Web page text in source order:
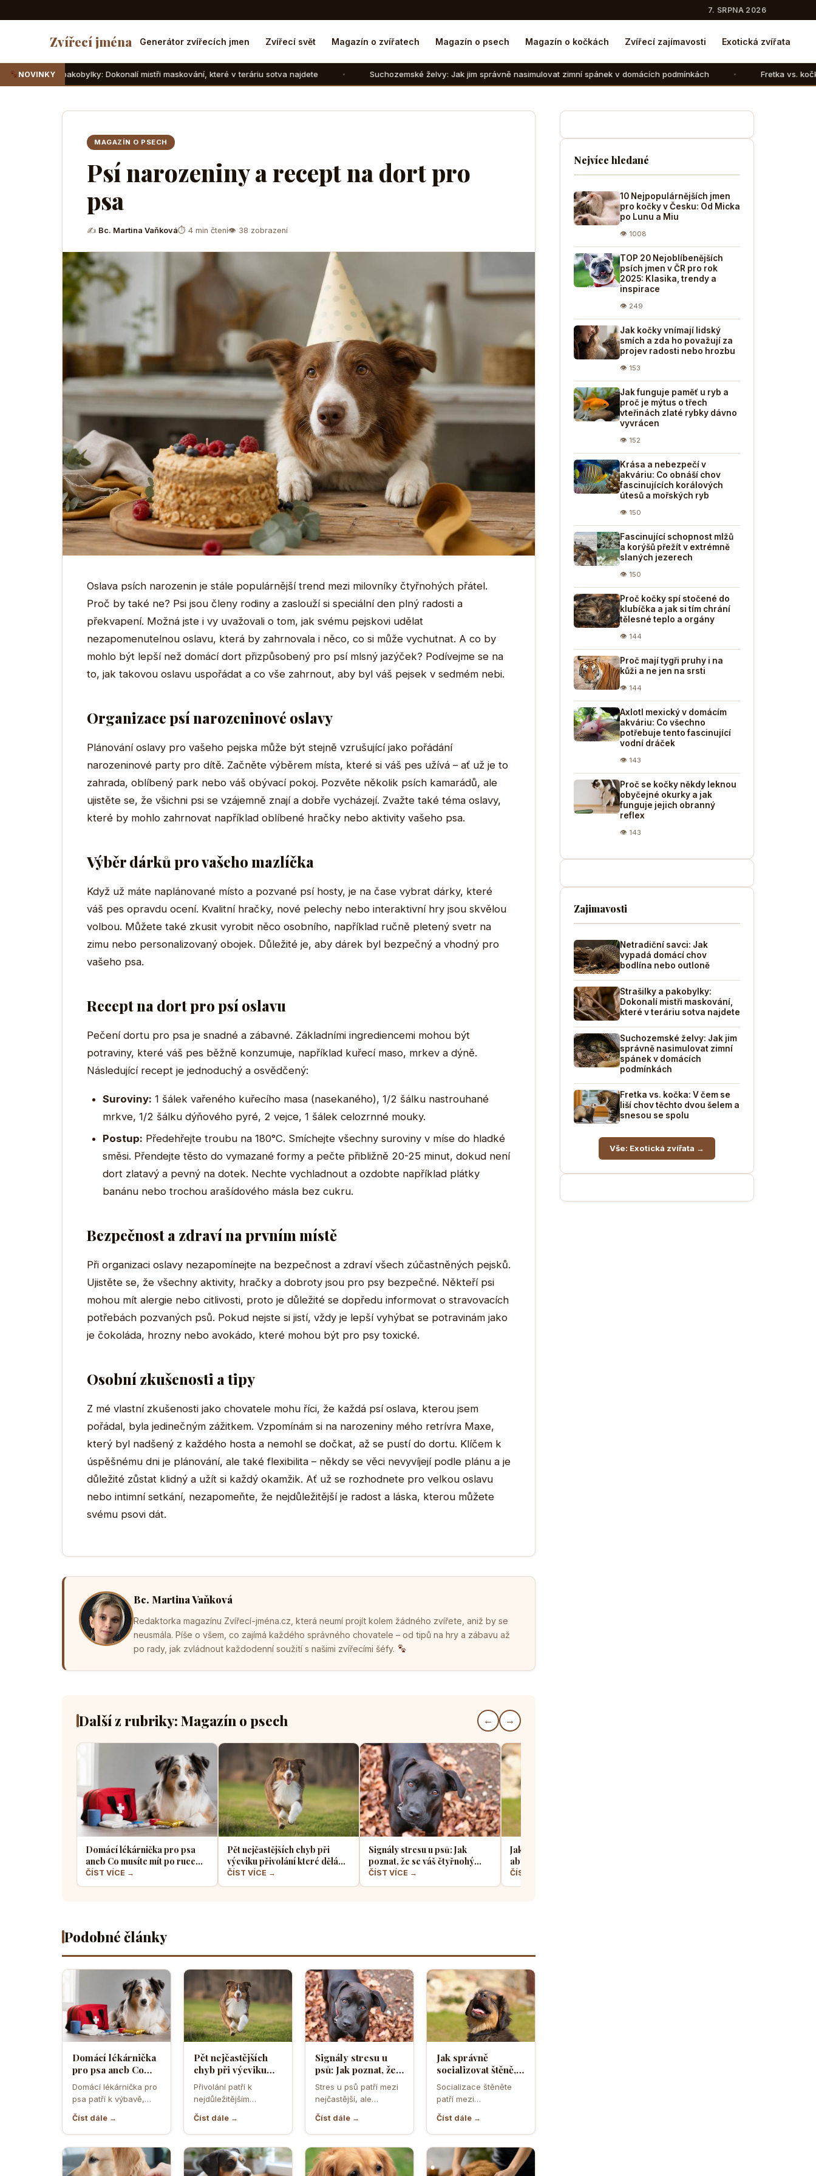
7. SRPNA 2026
Zvířecí jména Generátor zvířecích jmen Zvířecí svět Magazín o zvířatech Magazín o psech Magazín o kočkách Zvířecí zajímavosti Exotická zvířata
NOVINKY
Dokonalí mistři maskování, které v teráriu sotva najdete Suchozemské želvy: Jak jim správně nasimulovat zimní spánek v domácích podmínkách Fretka vs. kočka: V čem se liší
MAGAZÍN O PSECH
Psí narozeniny a recept na dort pro
psa
✍ Bc. Martina Vaňková⏱ 4 min čtení👁 38 zobrazení
Oslava psích narozenin je stále populárnější trend mezi milovníky čtyřnohých přátel.
Proč by také ne? Psi jsou členy rodiny a zaslouží si speciální den plný radosti a
překvapení. Možná jste i vy uvažovali o tom, jak svému pejskovi udělat
nezapomenutelnou oslavu, která by zahrnovala i něco, co si může vychutnat. A co by
mohlo být lepší než domácí dort přizpůsobený pro psí mlsný jazýček? Podívejme se na
to, jak takovou oslavu uspořádat a co vše zahrnout, aby byl váš pejsek v sedmém nebi.
Organizace psí narozeninové oslavy
Plánování oslavy pro vašeho pejska může být stejně vzrušující jako pořádání
narozeninové party pro dítě. Začněte výběrem místa, které si váš pes užívá – ať už je to
zahrada, oblíbený park nebo váš obývací pokoj. Pozvěte několik psích kamarádů, ale
ujistěte se, že všichni psi se vzájemně znají a dobře vycházejí. Zvažte také téma oslavy,
které by mohlo zahrnovat například oblíbené hračky nebo aktivity vašeho psa.
Výběr dárků pro vašeho mazlíčka
Když už máte naplánované místo a pozvané psí hosty, je na čase vybrat dárky, které
váš pes opravdu ocení. Kvalitní hračky, nové pelechy nebo interaktivní hry jsou skvělou
volbou. Můžete také zkusit vyrobit něco osobního, například ručně pletený svetr na
zimu nebo personalizovaný obojek. Důležité je, aby dárek byl bezpečný a vhodný pro
vašeho psa.
Recept na dort pro psí oslavu
Pečení dortu pro psa je snadné a zábavné. Základními ingrediencemi mohou být
potraviny, které váš pes běžně konzumuje, například kuřecí maso, mrkev a dýně.
Následující recept je jednoduchý a osvědčený:
Suroviny: 1 šálek vařeného kuřecího masa (nasekaného), 1/2 šálku nastrouhané
mrkve, 1/2 šálku dýňového pyré, 2 vejce, 1 šálek celozrnné mouky.
Postup: Předehřejte troubu na 180°C. Smíchejte všechny suroviny v míse do hladké
směsi. Přendejte těsto do vymazané formy a pečte přibližně 20-25 minut, dokud není
dort zlatavý a pevný na dotek. Nechte vychladnout a ozdobte například plátky
banánu nebo trochou arašídového másla bez cukru.
Bezpečnost a zdraví na prvním místě
Při organizaci oslavy nezapomínejte na bezpečnost a zdraví všech zúčastněných pejsků.
Ujistěte se, že všechny aktivity, hračky a dobroty jsou pro psy bezpečné. Někteří psi
mohou mít alergie nebo citlivosti, proto je důležité se dopředu informovat o stravovacích
potřebách pozvaných psů. Pokud nejste si jistí, vždy je lepší vyhýbat se potravinám jako
je čokoláda, hrozny nebo avokádo, které mohou být pro psy toxické.
Osobní zkušenosti a tipy
Z mé vlastní zkušenosti jako chovatele mohu říci, že každá psí oslava, kterou jsem
pořádal, byla jedinečným zážitkem. Vzpomínám si na narozeniny mého retrívra Maxe,
který byl nadšený z každého hosta a nemohl se dočkat, až se pustí do dortu. Klíčem k
úspěšnému dni je plánování, ale také flexibilita – někdy se věci nevyvíjejí podle plánu a je
důležité zůstat klidný a užít si každý okamžik. Ať už se rozhodnete pro velkou oslavu
nebo intimní setkání, nezapomeňte, že nejdůležitější je radost a láska, kterou můžete
svému psovi dát.
Bc. Martina Vaňková
Redaktorka magazínu Zvířecí-jména.cz, která neumí projít kolem žádného zvířete, aniž by se
neusmála. Píše o všem, co zajímá každého správného chovatele – od tipů na hry a zábavu až
po rady, jak zvládnout každodenní soužití s našimi zvířecími šéfy.
Další z rubriky: Magazín o psech ← →
Domácí lékárnička pro psa
aneb Co musíte mít po ruce
pro případ nouze
ČÍST VÍCE →
Pět nejčastějších chyb při
výcviku přivolání které dělá
většina pejskařů
ČÍST VÍCE →
Signály stresu u psů: Jak
poznat, že se váš čtyřnohý
přítel necítí komfortně
ČÍST VÍCE →
Jak správně socializovat štěně,
aby z něj vyrostl sebevědomý
a klidný pes
ČÍST VÍCE →
Podobné články
Domácí lékárnička
pro psa aneb Co
musíte mít po ruce
pro případ nouze
Domácí lékárnička pro
psa patří k výbavě,
rozhodující chvíli
ušetřit čas,…
Číst dále →
Pět nejčastějších
chyb při výcviku
přivolání které dělá
většina pejskařů
Přivolání patří k
nejdůležitějším
protože rozhoduje o
bezpečí, pohodě i o
tom,…
Číst dále →
Signály stresu u
psů: Jak poznat, že
se váš čtyřnohý
přítel necítí
komfortně
Stres u psů patří mezi
nejčastější, ale
nejpodceňovanější
problémy každodenní
péče. Může se…
Číst dále →
Jak správně
socializovat štěně,
aby z něj vyrostl
sebevědomý a
klidný pes
Socializace štěněte
patří mezi
prvních měsíců života.
Právě v tomto období
se…
Číst dále →
Nejvíce hledané
10 Nejpopulárnějších jmen
pro kočky v Česku: Od Micka
po Lunu a Miu
👁 1008
TOP 20 Nejoblíbenějších
psích jmen v ČR pro rok
2025: Klasika, trendy a
inspirace
👁 249
Jak kočky vnímají lidský
smích a zda ho považují za
projev radosti nebo hrozbu
👁 153
Jak funguje paměť u ryb a
proč je mýtus o třech
vteřinách zlaté rybky dávno
vyvrácen
👁 152
Krása a nebezpečí v
akváriu: Co obnáší chov
fascinujících korálových
útesů a mořských ryb
👁 150
Fascinující schopnost mlžů
a korýšů přežít v extrémně
slaných jezerech
👁 150
Proč kočky spí stočené do
klubíčka a jak si tím chrání
tělesné teplo a orgány
👁 144
Proč mají tygři pruhy i na
kůži a ne jen na srsti
👁 144
Axlotl mexický v domácím
akváriu: Co všechno
potřebuje tento fascinující
vodní dráček
👁 143
Proč se kočky někdy leknou
obyčejné okurky a jak
funguje jejich obranný
reflex
👁 143
Zajimavosti
Netradiční savci: Jak
vypadá domácí chov
bodlína nebo outloně
Strašilky a pakobylky:
Dokonalí mistři maskování,
které v teráriu sotva najdete
Suchozemské želvy: Jak jim
správně nasimulovat zimní
spánek v domácích
podmínkách
Fretka vs. kočka: V čem se
liší chov těchto dvou šelem a
snesou se spolu
Vše: Exotická zvířata →